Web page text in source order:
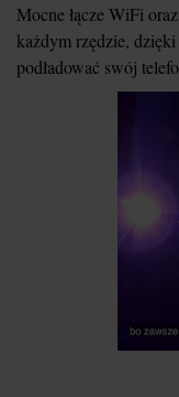
Mocne łącze WiFi
każdym rzędzie,
podładować swój